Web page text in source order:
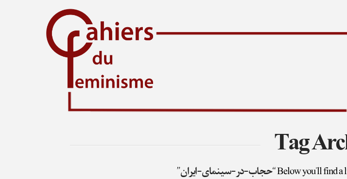
Tag
Below you'll find a“حجاب-در-سینمای-ایران”